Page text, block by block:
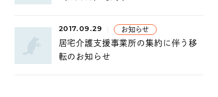
2017.09.29 お知らせ
居宅介護支援事業所の集約に伴う移
転のお知らせ